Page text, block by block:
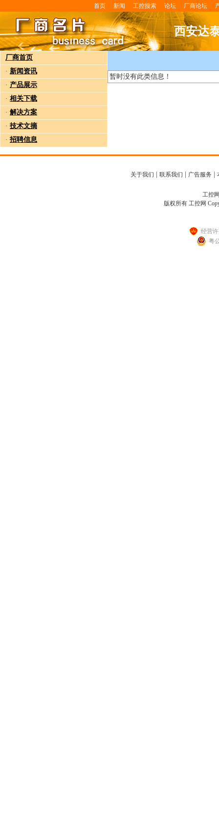
首页 新闻 工控搜索 论坛 厂商论坛
西安达
厂商首页
· 新闻资讯
· 产品展示
· 相关下载
· 解决方案
· 技术文摘
· 招聘信息
暂时没有此类信息！
关于我们 联系我们 广告服务
工控
版权所有 工控网
经营
粤